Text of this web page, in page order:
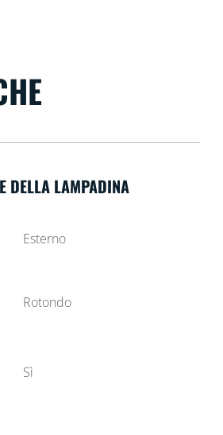
DELLA LAMPADINA
Esterno
Rotondo
Sì